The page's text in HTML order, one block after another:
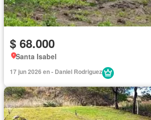
$ 68.000
Santa Isabel
17 jun 2026 en - Daniel Rodriguez